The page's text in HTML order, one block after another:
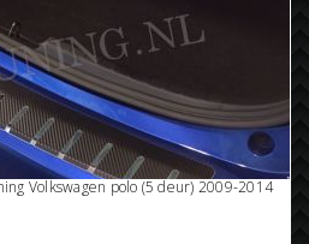
Volkswagen polo (5 deur) 2009-2014